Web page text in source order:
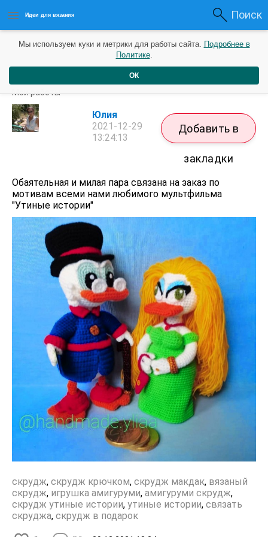
Идеи для вязания Поиск
Дядюшка Скрудж и его подружка Голди
Мои работы
Юлия
2021-12-29
13:24:13
Добавить в
закладки
Обаятельная и милая пара связана на заказ по
мотивам всеми нами любимого мультфильма
"Утиные истории"
скрудж, скрудж крючком, скрудж макдак, вязаный
скрудж, игрушка амигуруми, амигуруми скрудж,
скрудж утиные истории, утиные истории, связать
скруджа, скрудж в подарок
Мы используем куки и метрики для работы сайта. Подробнее в
Политике.
ОК